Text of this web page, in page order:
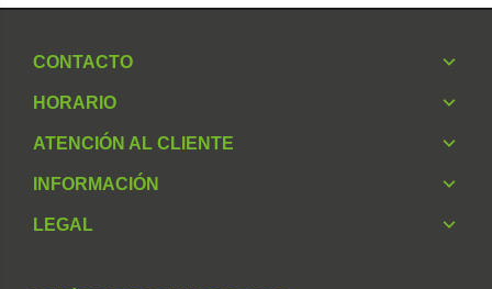
CONTACTO
HORARIO
ATENCIÓN AL CLIENTE
INFORMACIÓN
LEGAL